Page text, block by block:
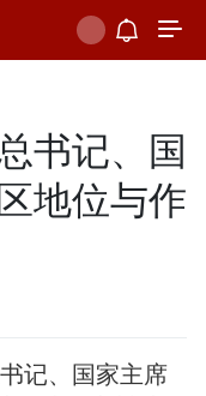
书记、国
地位与作
记、国家主席